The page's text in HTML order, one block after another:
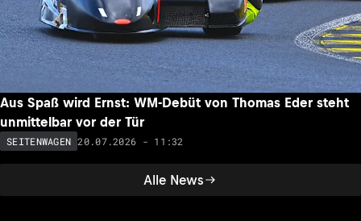
Alle News
Aus Spaß wird Ernst: WM-Debüt von Thomas Eder steht
unmittelbar vor der Tür
SEITENWAGEN 20.07.2026 - 11:32